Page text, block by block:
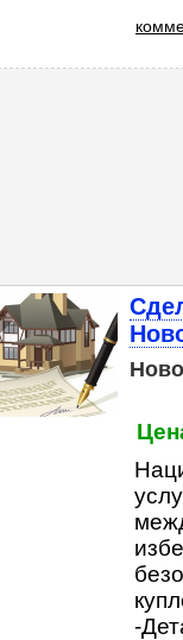
-